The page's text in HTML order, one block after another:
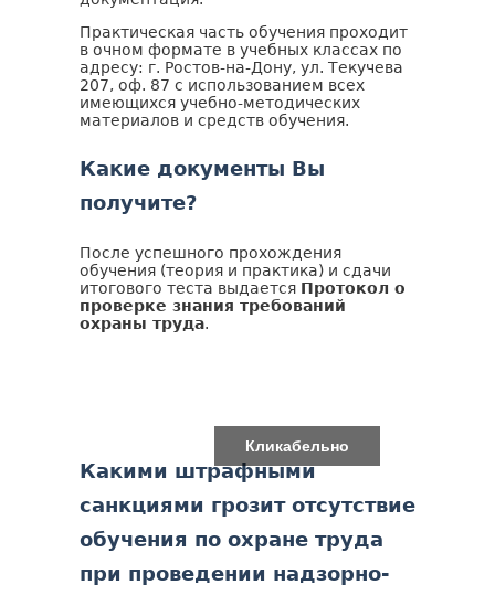
Практическая часть обучения проходит
в очном формате в учебных классах по
адресу: г. Ростов-на-Дону, ул. Текучева
207, оф. 87 с использованием всех
имеющихся учебно-методических
материалов и средств обучения.
Какие документы Вы
получите?
После успешного прохождения
обучения (теория и практика) и сдачи
итогового теста выдается Протокол о
проверке знания требований
охраны труда.
Кликабельно
Какими штрафными
санкциями грозит отсутствие
обучения по охране труда
при проведении надзорно-